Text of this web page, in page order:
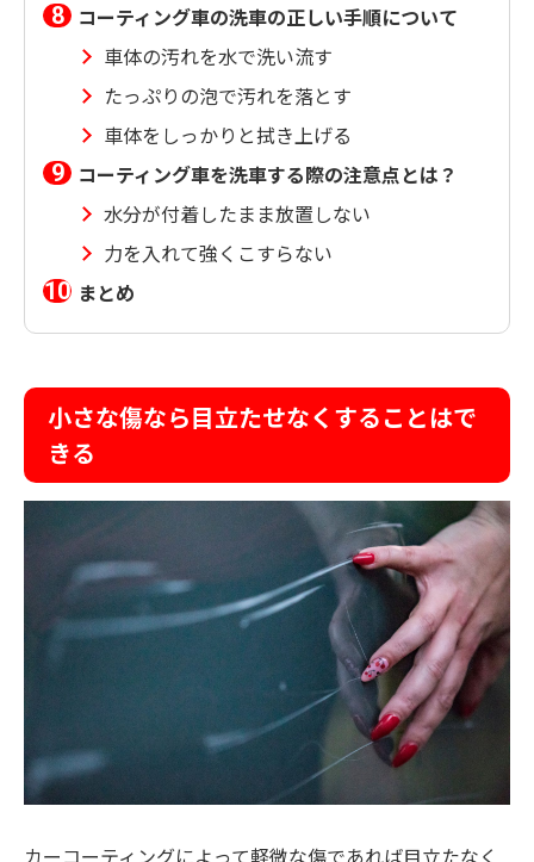
コーティング車の洗車の正しい手順について
車体の汚れを水で洗い流す
たっぷりの泡で汚れを落とす
車体をしっかりと拭き上げる
コーティング車を洗車する際の注意点とは？
水分が付着したまま放置しない
力を入れて強くこすらない
まとめ
小さな傷なら目立たせなくすることはで
きる